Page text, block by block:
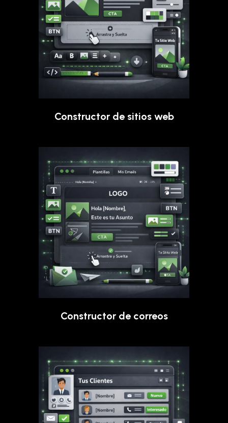
Constructor de sitios web
Constructor de correos